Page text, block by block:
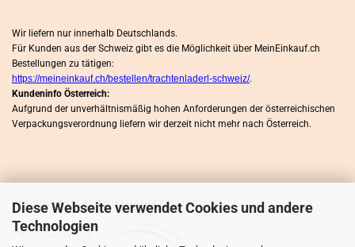
Diese Webseite verwendet Cookies und andere
Technologien
Wir liefern nur innerhalb Deutschlands.
Für Kunden aus der Schweiz gibt es die Möglichkeit über MeinEinkauf.ch
Bestellungen zu tätigen:
https://meineinkauf.ch/bestellen/trachtenladerl-schweiz/.
Kundeninfo Österreich:
Aufgrund der unverhältnismäßig hohen Anforderungen der österreichischen
Verpackungsverordnung liefern wir derzeit nicht mehr nach Österreich.
WIR SIND MITLGLIED IM HÄNDLERBUND